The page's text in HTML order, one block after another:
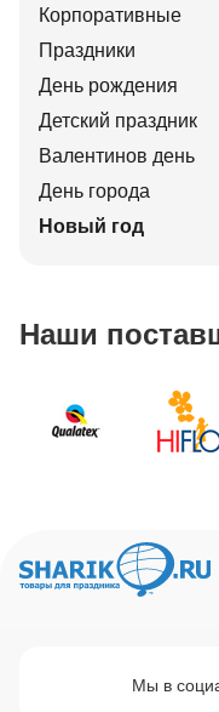
Корпоративные
Праздники
День рождения
Детский праздник
Валентинов день
День города
Новый год
Наши
Мы в